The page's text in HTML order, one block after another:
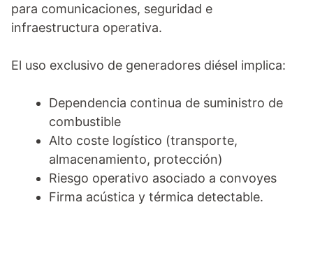
para comunicaciones, seguridad e
infraestructura operativa.
El uso exclusivo de generadores diésel implica:
Dependencia continua de suministro de
combustible
Alto coste logístico (transporte,
almacenamiento, protección)
Riesgo operativo asociado a convoyes
Firma acústica y térmica detectable.